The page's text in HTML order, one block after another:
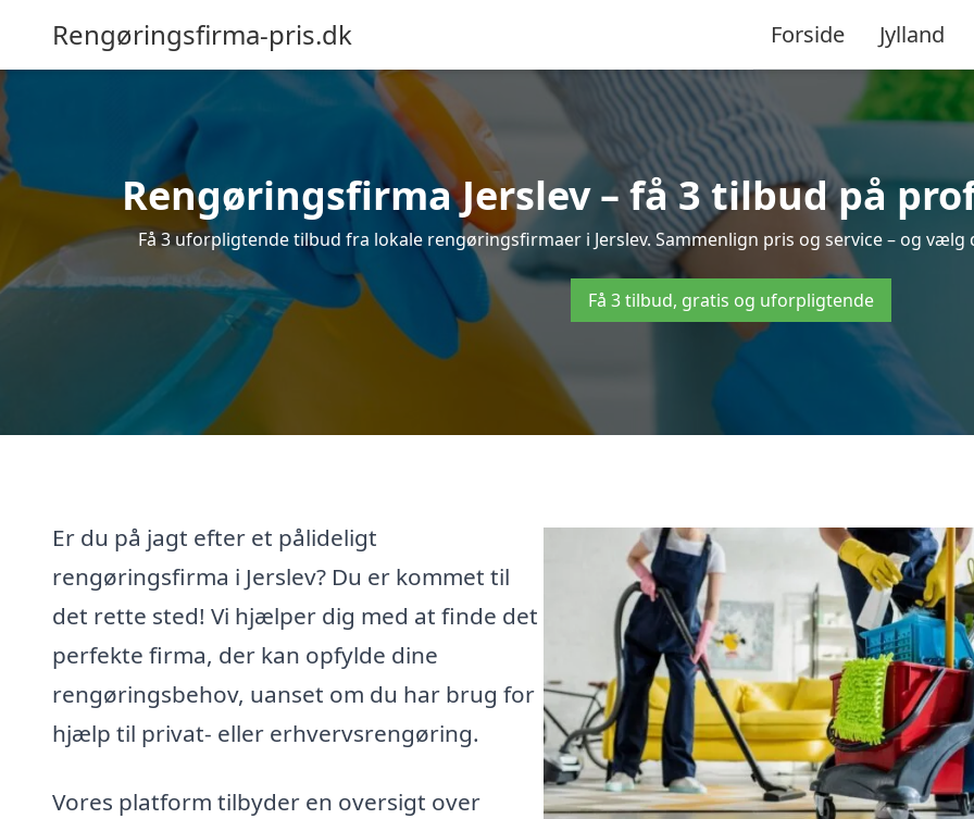
Rengøringsfirma-pris.dk Forside Jylland
Rengøringsfirma Jerslev – få 3 tilbud på
Få 3 uforpligtende tilbud fra lokale rengøringsfirmaer i Jerslev. Sammenlign pris og service – og
Få 3 tilbud, gratis og uforpligtende
Er du på jagt efter et pålideligt
rengøringsfirma i Jerslev? Du er kommet til
det rette sted! Vi hjælper dig med at finde det
perfekte firma, der kan opfylde dine
rengøringsbehov, uanset om du har brug for
hjælp til privat- eller erhvervsrengøring.
Vores platform tilbyder en oversigt over